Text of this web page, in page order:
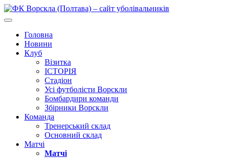
Головна
Новини
Клуб
Візитка
ІСТОРІЯ
Стадіон
Усі футболісти Ворскли
Бомбардири команди
Збірники Ворскли
Команда
Тренерський склад
Основний склад
Матчі
Матчі